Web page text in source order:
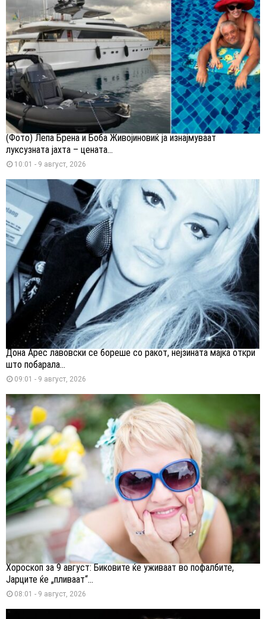
(Фото) Лепа Брена и Боба Живојиновиќ ја изнајмуваат
луксузната јахта – цената...
10:01 - 9 август, 2026
Дона Арес лавовски се бореше со ракот, нејзината мајка откри
што побарала...
09:01 - 9 август, 2026
Хороскоп за 9 август: Биковите ќе уживаат во пофалбите,
Јарците ќе „пливаат“...
08:01 - 9 август, 2026